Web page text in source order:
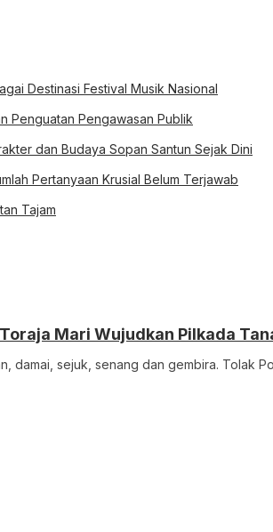
Destinasi Festival Musik Nasional
Penguatan Pengawasan Publik
dan Budaya Sopan Santun Sejak Dini
Pertanyaan Krusial Belum Terjawab
Tajam
Mari Wujudkan Pilkada
damai, sejuk, senang dan gembira. Tolak